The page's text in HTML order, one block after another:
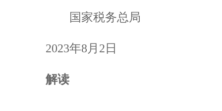
国家税务总局
2023年8月2日
解读